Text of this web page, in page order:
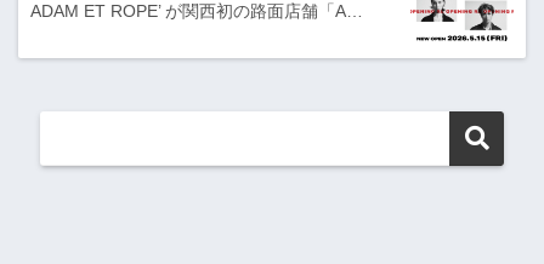
ADAM ET ROPE’ が関西初の路面店舗「A…